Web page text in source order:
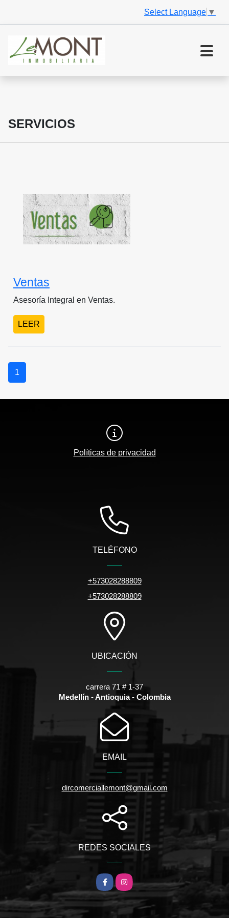
Select Language ▼
SERVICIOS
Ventas
Asesoría Integral en Ventas.
LEER
1
Políticas de privacidad
TELÉFONO
+573028288809
+573028288809
UBICACIÓN
carrera 71 # 1-37
Medellín - Antioquia - Colombia
EMAIL
dircomerciallemont@gmail.com
REDES SOCIALES
Facebook
Instagram